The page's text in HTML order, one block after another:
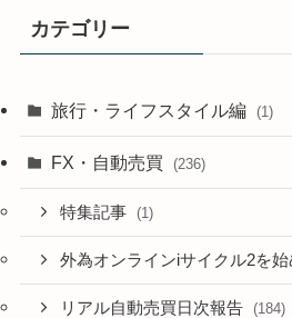
カテゴリー
旅行・ライフスタイル編 (1)
FX・自動売買 (236)
特集記事 (1)
外為オンラインiサイクル2を
リアル自動売買日次報告 (184)